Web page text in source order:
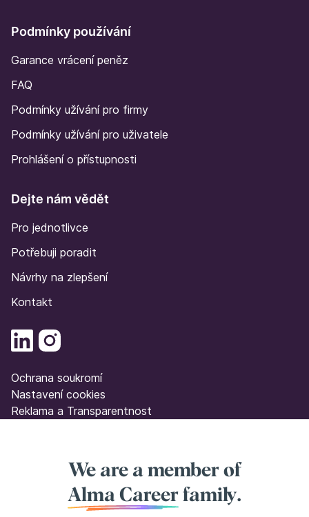
Podmínky používání
Garance vrácení peněz
FAQ
Podmínky užívání pro firmy
Podmínky užívání pro uživatele
Prohlášení o přístupnosti
Dejte nám vědět
Pro jednotlivce
Potřebuji poradit
Návrhy na zlepšení
Kontakt
Ochrana soukromí
Nastavení cookies
Reklama a Transparentnost
We are a member of
Alma Career family.